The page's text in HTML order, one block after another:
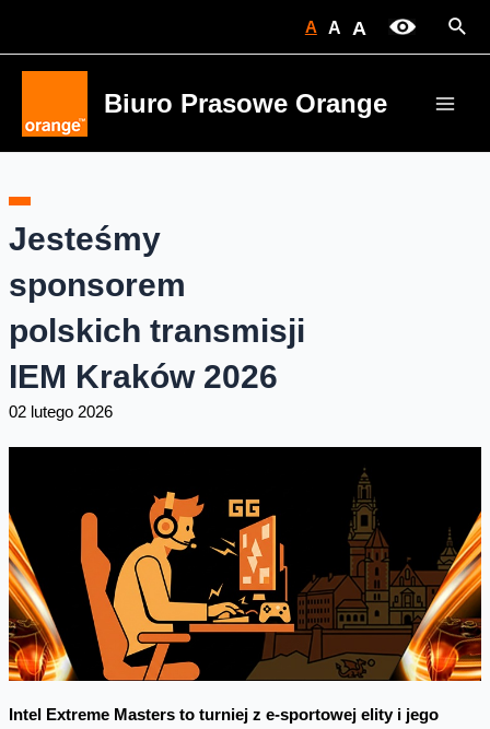
A A A
Biuro Prasowe Orange
Jesteśmy
sponsorem
polskich transmisji
IEM Kraków 2026
02 lutego 2026
Intel Extreme Masters to turniej z e-sportowej elity i jego